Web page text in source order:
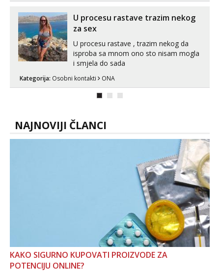
U procesu rastave trazim nekog
za sex
U procesu rastave , trazim nekog da
isproba sa mnom ono sto nisam mogla
i smjela do sada
Kategorija: Osobni kontakti ONA
NAJNOVIJI ČLANCI
KAKO SIGURNO KUPOVATI PROIZVODE ZA
POTENCIJU ONLINE?